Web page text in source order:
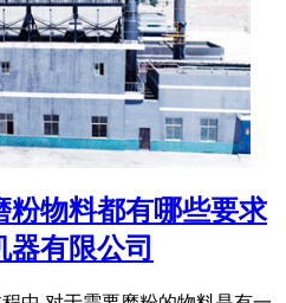
粉物料都有哪些要求
有限公司